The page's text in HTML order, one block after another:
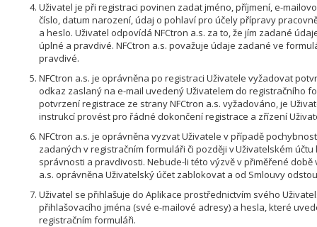
Uživatel je při registraci povinen zadat jméno, příjmení, e-
číslo, datum narození, údaj o pohlaví pro účely přípravy
a heslo. Uživatel odpovídá NFCtron a.s. za to, že jím zadané
úplné a pravdivé. NFCtron a.s. považuje údaje zadané ve
pravdivé.
NFCtron a.s. je oprávněna po registraci Uživatele vyžadovat
odkaz zaslaný na e-mail uvedený Uživatelem do registračního
potvrzení registrace ze strany NFCtron a.s. vyžadováno, je
instrukcí provést pro řádné dokončení registrace a zřízení
NFCtron a.s. je oprávněna vyzvat Uživatele v případě
zadaných v registračním formuláři či později v Uživatelském
správnosti a pravdivosti. Nebude-li této výzvě v přiměřené době
a.s. oprávněna Uživatelský účet zablokovat a od Smlouvy
Uživatel se přihlašuje do Aplikace prostřednictvím svého
přihlašovacího jména (své e-mailové adresy) a hesla, které
registračním formuláři.